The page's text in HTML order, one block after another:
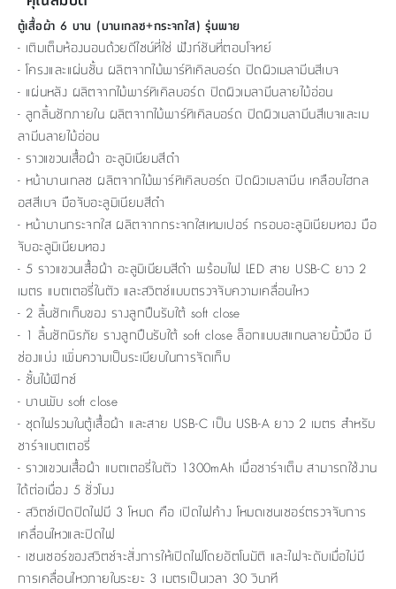
ตู้เสื้อผ้า 6 บาน (บานเกลซ+กระจกใส) รุ่นพาย
- เติมเต็มห้องนอนด้วยดีไซน์ที่ใช่ ฟังก์ชันที่ตอบโจทย์
- โครงและแผ่นชั้น ผลิตจากไม้พาร์ทิเคิลบอร์ด ปิดผิวเมลามีนสีเบจ
- แผ่นหลัง ผลิตจากไม้พาร์ทิเคิลบอร์ด ปิดผิวเมลามีนลายไม้อ่อน
- ลูกลิ้นชักภายใน ผลิตจากไม้พาร์ทิเคิลบอร์ด ปิดผิวเมลามีนสีเบจและเม
ลามีนลายไม้อ่อน
- ราวแขวนเสื้อผ้า อะลูมิเนียมสีดำ
- หน้าบานเกลซ ผลิตจากไม้พาร์ทิเคิลบอร์ด ปิดผิวเมลามีน เคลือบไฮกล
อสสีเบจ มือจับอะลูมิเนียมสีดำ
- หน้าบานกระจกใส ผลิตจากกระจกใสเทมเปอร์ กรอบอะลูมิเนียมทอง มือ
จับอะลูมิเนียมทอง
- 5 ราวแขวนเสื้อผ้า อะลูมิเนียมสีดำ พร้อมไฟ LED สาย USB-C ยาว 2
เมตร แบตเตอรี่ในตัว และสวิตช์แบบตรวจจับความเคลื่อนไหว
- 2 ลิ้นชักเก็บของ รางลูกปืนรับใต้ soft close
- 1 ลิ้นชักนิรภัย รางลูกปืนรับใต้ soft close ล็อกแบบสแกนลายนิ้วมือ มี
ช่องแบ่ง เพิ่มความเป็นระเบียบในการจัดเก็บ
- ชั้นไม้ฟิกซ์
- บานพับ soft close
- ชุดไฟรวมในตู้เสื้อผ้า และสาย USB-C เป็น USB-A ยาว 2 เมตร สำหรับ
ชาร์จแบตเตอรี่
- ราวแขวนเสื้อผ้า แบตเตอรี่ในตัว 1300mAh เมื่อชาร์จเต็ม สามารถใช้งาน
ได้ต่อเนื่อง 5 ชั่วโมง
- สวิตช์เปิดปิดไฟมี 3 โหมด คือ เปิดไฟค้าง โหมดเซนเซอร์ตรวจจับการ
เคลื่อนไหวและปิดไฟ
- เซนเซอร์ของสวิตช์จะสั่งการให้เปิดไฟโดยอัตโนมัติ และไฟจะดับเมื่อไม่มี
การเคลื่อนไหวภายในระยะ 3 เมตรเป็นเวลา 30 วินาที